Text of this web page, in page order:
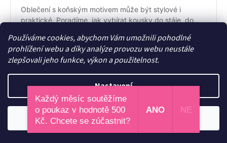
Používáme cookies, abychom Vám umožnili pohodlné
prohlížení webu a díky analýze provozu webu neustále
zlepšovali jeho funkce, výkon a použitelnost.
Nastavení
Odmítnout
Oblečení s koňským motivem může být stylové i
praktické. Poradíme, jak vybírat kousky do stáje, do
7. června 2026
Každý měsíc soutěžíme
o poukaz v hodnotě 500
Kč. Chcete se zúčastnit?
ANO NE